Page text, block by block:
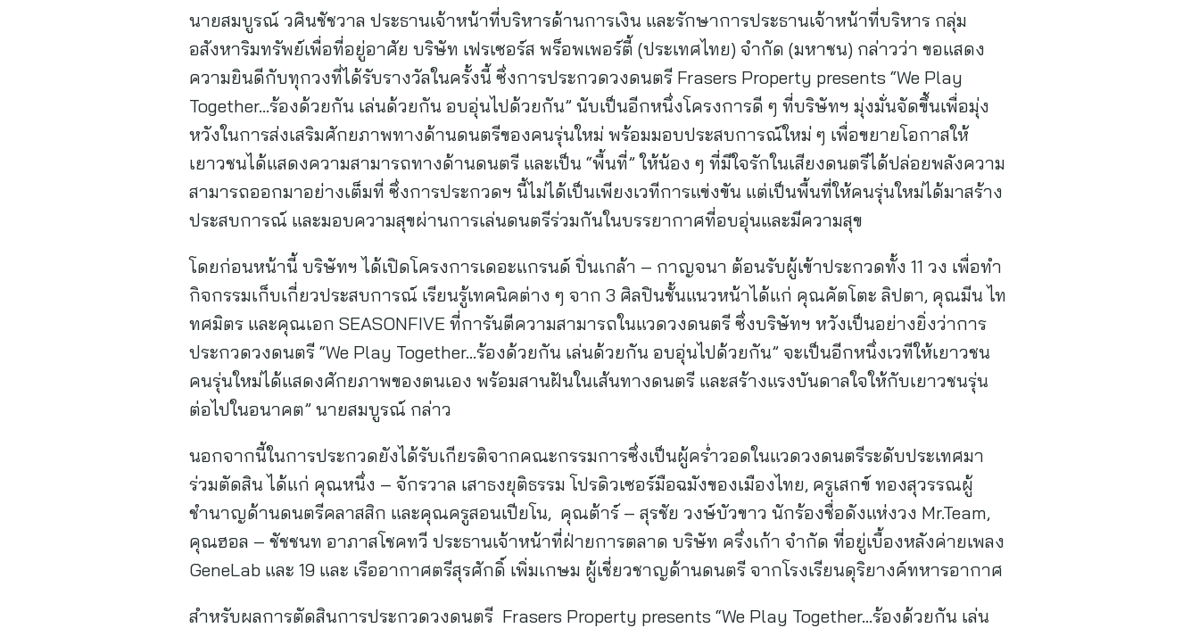
นายสมบูรณ์ วศินชัชวาล ประธานเจ้าหน้าที่บริหารด้านการเงิน และรักษาการประธานเจ้าหน้าที่บริหาร กลุ่ม
อสังหาริมทรัพย์เพื่อที่อยู่อาศัย บริษัท เฟรเซอร์ส พร็อพเพอร์ตี้ (ประเทศไทย) จำกัด (มหาชน) กล่าวว่า ขอแสดง
ความยินดีกับทุกวงที่ได้รับรางวัลในครั้งนี้ ซึ่งการประกวดวงดนตรี Frasers Property presents “We Play
Together…ร้องด้วยกัน เล่นด้วยกัน อบอุ่นไปด้วยกัน” นับเป็นอีกหนึ่งโครงการดี ๆ ที่บริษัทฯ มุ่งมั่นจัดขึ้นเพื่อมุ่ง
หวังในการส่งเสริมศักยภาพทางด้านดนตรีของคนรุ่นใหม่ พร้อมมอบประสบการณ์ใหม่ ๆ เพื่อขยายโอกาสให้
เยาวชนได้แสดงความสามารถทางด้านดนตรี และเป็น “พื้นที่” ให้น้อง ๆ ที่มีใจรักในเสียงดนตรีได้ปล่อยพลังความ
สามารถออกมาอย่างเต็มที่ ซึ่งการประกวดฯ นี้ไม่ได้เป็นเพียงเวทีการแข่งขัน แต่เป็นพื้นที่ให้คนรุ่นใหม่ได้มาสร้าง
ประสบการณ์ และมอบความสุขผ่านการเล่นดนตรีร่วมกันในบรรยากาศที่อบอุ่นและมีความสุข
โดยก่อนหน้านี้ บริษัทฯ ได้เปิดโครงการเดอะแกรนด์ ปิ่นเกล้า – กาญจนา ต้อนรับผู้เข้าประกวดทั้ง 11 วง เพื่อทำ
กิจกรรมเก็บเกี่ยวประสบการณ์ เรียนรู้เทคนิคต่าง ๆ จาก 3 ศิลปินชั้นแนวหน้าได้แก่ คุณคัตโตะ ลิปตา, คุณมีน ไท
ทศมิตร และคุณเอก SEASONFIVE ที่การันตีความสามารถในแวดวงดนตรี ซึ่งบริษัทฯ หวังเป็นอย่างยิ่งว่าการ
ประกวดวงดนตรี “We Play Together…ร้องด้วยกัน เล่นด้วยกัน อบอุ่นไปด้วยกัน” จะเป็นอีกหนึ่งเวทีให้เยาวชน
คนรุ่นใหม่ได้แสดงศักยภาพของตนเอง พร้อมสานฝันในเส้นทางดนตรี และสร้างแรงบันดาลใจให้กับเยาวชนรุ่น
ต่อไปในอนาคต” นายสมบูรณ์ กล่าว
นอกจากนี้ในการประกวดยังได้รับเกียรติจากคณะกรรมการซึ่งเป็นผู้คร่ำวอดในแวดวงดนตรีระดับประเทศมา
ร่วมตัดสิน ได้แก่ คุณหนึ่ง – จักรวาล เสาธงยุติธรรม โปรดิวเซอร์มือฉมังของเมืองไทย, ครูเสกข์ ทองสุวรรณผู้
ชำนาญด้านดนตรีคลาสสิก และคุณครูสอนเปียโน, คุณต้าร์ – สุรชัย วงษ์บัวขาว นักร้องชื่อดังแห่งวง Mr.Team,
คุณฮอล – ชัชชนท อาภาสโชคทวี ประธานเจ้าหน้าที่ฝ่ายการตลาด บริษัท ครึ่งเก้า จำกัด ที่อยู่เบื้องหลังค่ายเพลง
GeneLab และ 19 และ เรืออากาศตรีสุรศักดิ์ เพิ่มเกษม ผู้เชี่ยวชาญด้านดนตรี จากโรงเรียนดุริยางค์ทหารอากาศ
สำหรับผลการตัดสินการประกวดวงดนตรี Frasers Property presents “We Play Together…ร้องด้วยกัน เล่น